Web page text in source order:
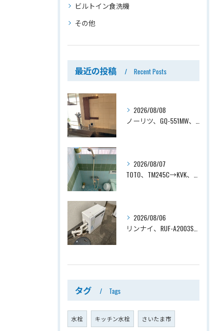
ビルトイン食洗機
その他
最近の投稿 Recent Posts
2026/08/08
2026/08/07
2026/08/06
タグ Tags
水栓 キッチン水栓 さいたま市